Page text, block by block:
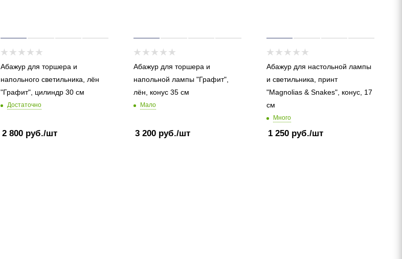
Абажур для торшера и
напольного светильника, лён
"Графит", цилиндр 30 см
Достаточно
2 800 руб./шт
Абажур для торшера и
напольной лампы "Графит",
лён, конус 35 см
Мало
3 200 руб./шт
Абажур для настольной лампы
и светильника, принт
"Magnolias & Snakes", конус, 17
см
Много
1 250 руб./шт